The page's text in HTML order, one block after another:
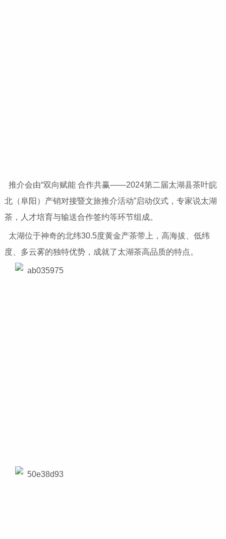
推介会由“双向赋能 合作共赢——2024第二届太湖县茶叶皖
北（阜阳）产销对接暨文旅推介活动”启动仪式，专家说太湖
茶，人才培育与输送合作签约等环节组成。
太湖位于神奇的北纬30.5度黄金产茶带上，高海拔、低纬
度、多云雾的独特优势，成就了太湖茶高品质的特点。